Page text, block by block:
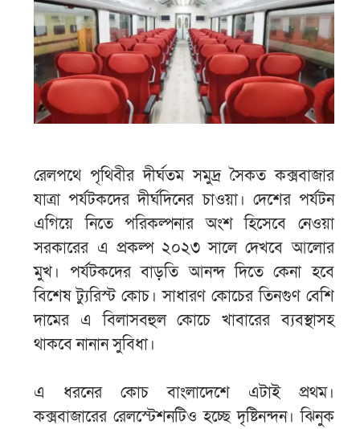
রেলপথে পৃথিবীর দীর্ঘতম সমুদ্র সৈকত কক্সবাজার
যাত্রা পর্যটকদের দীর্ঘদিনের চাওয়া। দেশের পর্যটন
এগিয়ে নিতে পরিকল্পনার অংশ হিসেবে নেওয়া
সরকারের এ প্রকল্প ২০২৩ সালে দেখবে আলোর
মুখ। পর্যটকদের বাড়তি আনন্দ দিতে কেনা হবে
বিশেষ ট্যুরিস্ট কোচ। সাধারণ কোচের তিনগুণ বেশি
দামের এ বিলাসবহুল কোচে খাবারের ব্যবস্থাসহ
থাকবে নানান সুবিধা।
এ ধরনের কোচ বাংলাদেশে এটাই প্রথম।
কক্সবাজারের রেলস্টেশনটিও হচ্ছে দৃষ্টিনন্দন। ঝিনুক